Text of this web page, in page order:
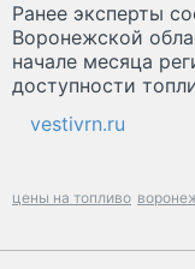
Ранее эксперты
Воронежской
начале месяца
доступности
vestivrn.ru
цены на топливо